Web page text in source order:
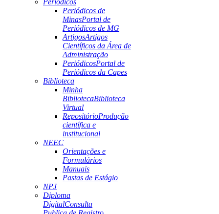
Periódicos
Periódicos de
MinasPortal de
Periódicos de MG
ArtigosArtigos
Científicos da Área de
Administração
PeriódicosPortal de
Periódicos da Capes
Biblioteca
Minha
BibliotecaBiblioteca
Virtual
RepositórioProdução
científica e
institucional
NEEC
Orientações e
Formulários
Manuais
Pastas de Estágio
NPJ
Diploma
DigitalConsulta